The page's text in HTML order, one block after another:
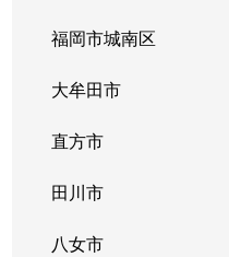
福岡市城南区
大牟田市
直方市
田川市
八女市